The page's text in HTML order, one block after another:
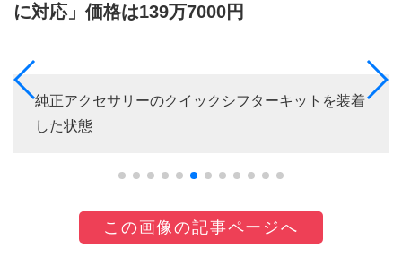
に対応」価格は139万7000円
純正アクセサリーのクイックシフターキットを装着
した状態
この画像の記事ページへ